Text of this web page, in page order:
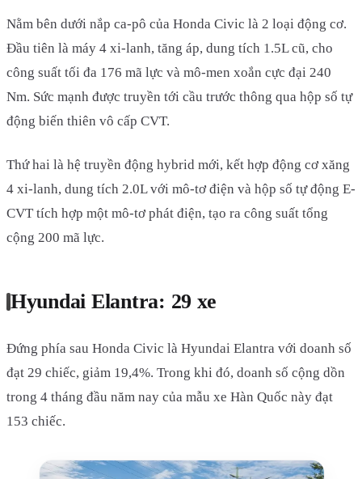
Nằm bên dưới nắp ca-pô của Honda Civic là 2 loại động cơ.
Đầu tiên là máy 4 xi-lanh, tăng áp, dung tích 1.5L cũ, cho
công suất tối đa 176 mã lực và mô-men xoắn cực đại 240
Nm. Sức mạnh được truyền tới cầu trước thông qua hộp số tự
động biến thiên vô cấp CVT.
Thứ hai là hệ truyền động hybrid mới, kết hợp động cơ xăng
4 xi-lanh, dung tích 2.0L với mô-tơ điện và hộp số tự động E-
CVT tích hợp một mô-tơ phát điện, tạo ra công suất tổng
cộng 200 mã lực.
Hyundai Elantra: 29 xe
Đứng phía sau Honda Civic là Hyundai Elantra với doanh số
đạt 29 chiếc, giảm 19,4%. Trong khi đó, doanh số cộng dồn
trong 4 tháng đầu năm nay của mẫu xe Hàn Quốc này đạt
153 chiếc.